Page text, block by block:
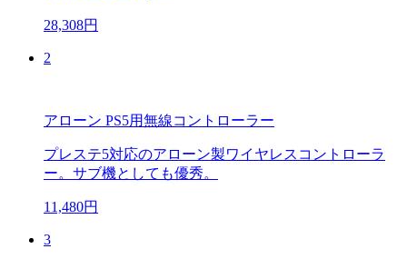
28,308円
2
アローン PS5用無線コントローラー
プレステ5対応のアローン製ワイヤレスコントローラ
ー。サブ機としても優秀。
11,480円
3